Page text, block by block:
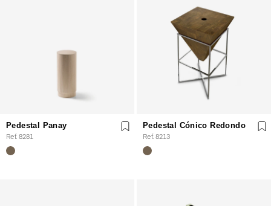
Pedestal Panay
Ref. 8281
Pedestal Cónico Redondo
Ref. 8213